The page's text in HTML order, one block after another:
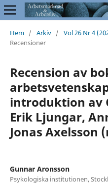
Hem / Arkiv / Vol 26 Nr 4
Recensioner
Recension av
introduktion av
Erik Ljungar,
Jonas Axelsson
Gunnar Aronsson
Psykologiska institutionen,